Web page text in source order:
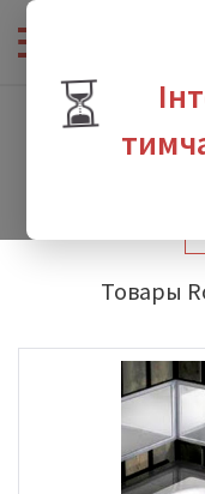
⏳
Интернет-магазин
Товары